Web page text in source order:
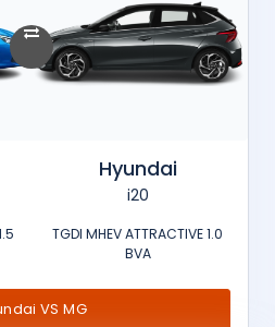
Hyundai
i20
1.0 TGDI MHEV ATTRACTIVE
BVA
Hybrid+ Ultimate
VS MG